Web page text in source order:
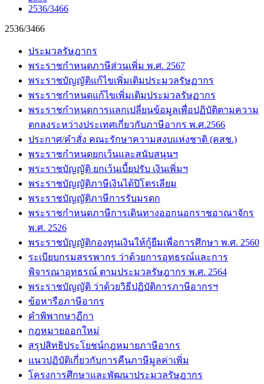
2536/3466
2536/3466
ประมวลรัษฎากร
พระราชกำหนดภาษีส่วนเพิ่ม พ.ศ. 2567
พระราชบัญญัติแก้ไขเพิ่มเติมประมวลรัษฏากร
พระราชกำหนดแก้ไขเพิ่มเติมประมวลรัษฏากร
พระราชกำหนดการแลกเปลี่ยนข้อมูลเพื่อปฏิบัติตามความ
ตกลงระหว่างประเทศเกี่ยวกับภาษีอากร พ.ศ.2566
ประกาศ/คำสั่ง คณะรักษาความสงบแห่งชาติ (คสช.)
พระราชกำหนดยกเว้นและสนับสนุนฯ
พระราชบัญญัติ ยกเว้นเบี้ยปรับ เงินเพิ่มฯ
พระราชบัญญัติภาษีเงินได้ปิโตรเลียม
พระราชบัญญัติภาษีการรับมรดก
พระราชกำหนดภาษีการเดินทางออกนอกราชอาณาจักร
พ.ศ. 2526
พระราชบัญญัติกองทุนเงินให้กู้ยืมเพื่อการศึกษา พ.ศ. 2560
ระเบียบกรมสรรพากร ว่าด้วยการอุทธรณ์และการ
พิจารณาอุทธรณ์ ตามประมวลรัษฎากร พ.ศ. 2564
พระราชบัญญัติ ว่าด้วยวิธีปฏิบัติการภาษีอากรฯ
ข้อหารือภาษีอากร
คำพิพากษาฏีกา
กฎหมายออกใหม่
สรุปสิทธิประโยชน์กฎหมายภาษีอากร
แนวปฏิบัติเกี่ยวกับการคืนภาษีมูลค่าเพิ่ม
โครงการศึกษาและพัฒนาประมวลรัษฎากร